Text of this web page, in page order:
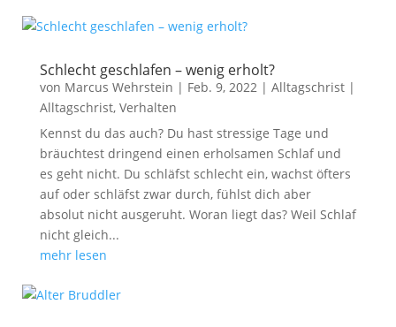
Schlecht geschlafen – wenig erholt?
von Marcus Wehrstein | Feb. 9, 2022| Alltagschrist|
Alltagschrist, Verhalten
Kennst du das auch? Du hast stressige Tage und
bräuchtest dringend einen erholsamen Schlaf und
es geht nicht. Du schläfst schlecht ein, wachst öfters
auf oder schläfst zwar durch, fühlst dich aber
absolut nicht ausgeruht. Woran liegt das? Weil Schlaf
nicht gleich...
mehr lesen